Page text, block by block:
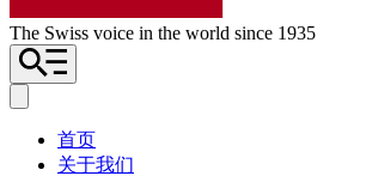
The Swiss voice in the world since 1935
首页
关于我们